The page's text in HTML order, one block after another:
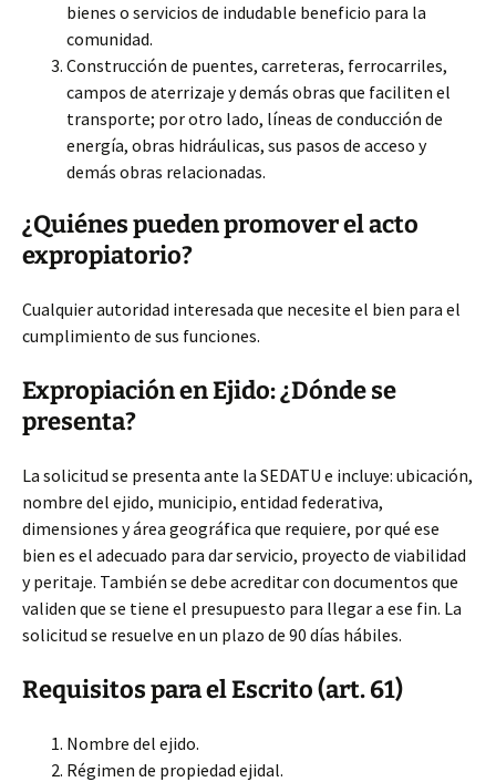
bienes o servicios de indudable beneficio para la
comunidad.
Construcción de puentes, carreteras, ferrocarriles,
campos de aterrizaje y demás obras que faciliten el
transporte; por otro lado, líneas de conducción de
energía, obras hidráulicas, sus pasos de acceso y
demás obras relacionadas.
¿Quiénes pueden promover el acto
expropiatorio?
Cualquier autoridad interesada que necesite el bien para el
cumplimiento de sus funciones.
Expropiación en Ejido: ¿Dónde se
presenta?
La solicitud se presenta ante la SEDATU e incluye: ubicación,
nombre del ejido, municipio, entidad federativa,
dimensiones y área geográfica que requiere, por qué ese
bien es el adecuado para dar servicio, proyecto de viabilidad
y peritaje. También se debe acreditar con documentos que
validen que se tiene el presupuesto para llegar a ese fin. La
solicitud se resuelve en un plazo de 90 días hábiles.
Requisitos para el Escrito (art. 61)
Nombre del ejido.
Régimen de propiedad ejidal.